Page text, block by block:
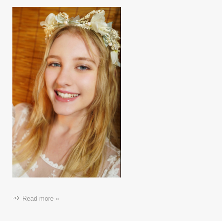
Read more »